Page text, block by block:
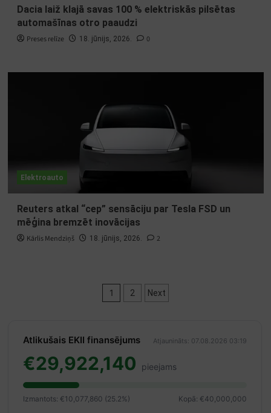
Dacia laiž klajā savas 100 % elektriskās pilsētas
automašīnas otro paaudzi
Preses relīze 18. jūnijs, 2026. 0
Elektroauto
Reuters atkal “cep” sensāciju par Tesla FSD un
mēģina bremzēt inovācijas
Kārlis Mendziņš 18. jūnijs, 2026. 2
Ziņu
pēc
lappusēm
1 2 Next
Atlikušais EKII finansējums Atjaunināts: 07.08.2026 03:19
€29,922,140 pieejams
Izmantots: €10,077,860 (25.2%) Kopā: €40,000,000